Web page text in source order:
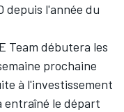
depuis l'année du
Team débutera les
prochaine
à l'investissement
entraîné le départ